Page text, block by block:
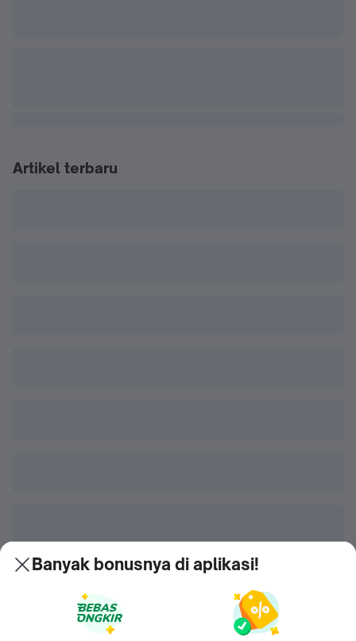
Artikel terbaru
Banyak bonusnya di aplikasi!